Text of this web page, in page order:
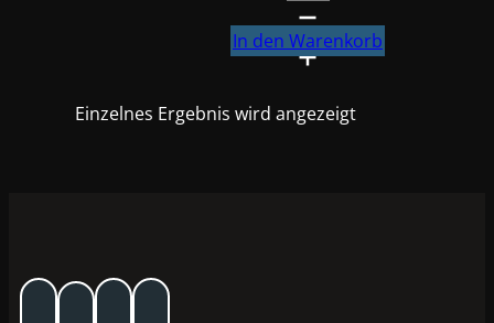
Rührdeckel
Mischbank
0,5L
Menge
In den Warenkorb
Einzelnes Ergebnis wird angezeigt